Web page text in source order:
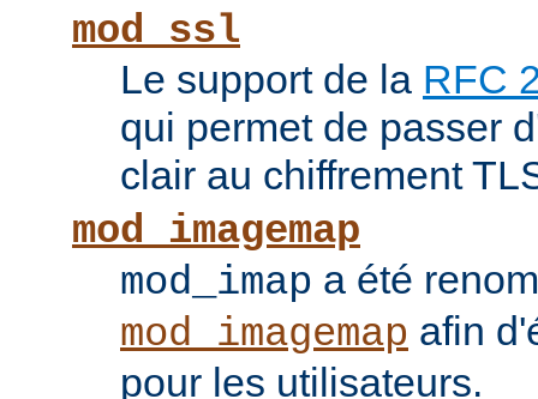
mod_ssl
Le support de la RFC
qui permet de passer
clair au chiffrement
mod_imagemap
mod_imap a été
mod_imagemap afin
pour les utilisateurs.